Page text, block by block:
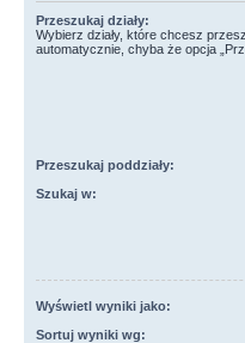
Przeszukaj działy:
Wybierz działy, które chcesz
automatycznie, chyba że opcja
Przeszukaj poddziały:
Szukaj w:
Wyświetl wyniki jako:
Sortuj wyniki wg: